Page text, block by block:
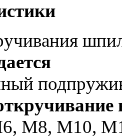
M8, M10,